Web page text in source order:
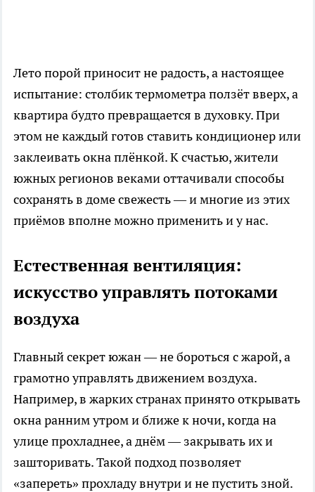
Лето порой приносит не радость, а настоящее
испытание: столбик термометра ползёт вверх, а
квартира будто превращается в духовку. При
этом не каждый готов ставить кондиционер или
заклеивать окна плёнкой. К счастью, жители
южных регионов веками оттачивали способы
сохранять в доме свежесть — и многие из этих
приёмов вполне можно применить и у нас.
Естественная вентиляция:
искусство управлять потоками
воздуха
Главный секрет южан — не бороться с жарой, а
грамотно управлять движением воздуха.
Например, в жарких странах принято открывать
окна ранним утром и ближе к ночи, когда на
улице прохладнее, а днём — закрывать их и
зашторивать. Такой подход позволяет
«запереть» прохладу внутри и не пустить зной.